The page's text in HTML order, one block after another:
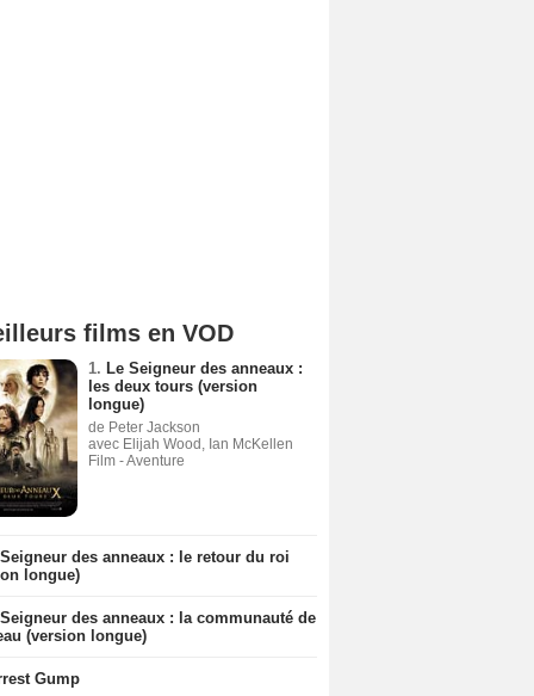
films en VOD
1. Le Seigneur des anneaux :
les deux tours (version
longue)
de Peter Jackson
avec Elijah Wood, Ian McKellen
Film - Aventure
des anneaux : le retour du roi
longue)
des anneaux : la communauté de
(version longue)
Gump